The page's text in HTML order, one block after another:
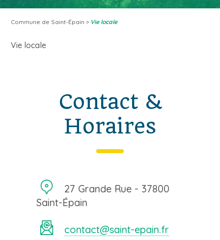
Commune de Saint-Épain > Vie locale
Vie locale
Contact &
Horaires
27 Grande Rue - 37800
Saint-Épain
contact@saint-epain.fr